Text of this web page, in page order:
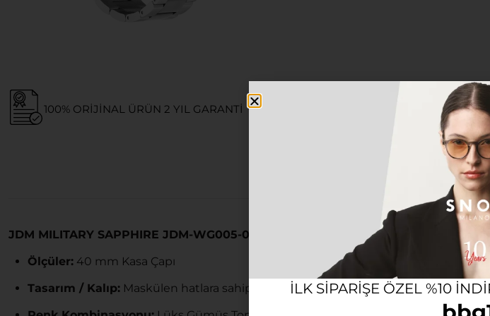
100% ORIJINAL ÜRÜN 2 YIL GARANTI 12 AYA VARAN TAKSIT
JDM MILITARY SAPPHIRE JDM-WG005-01 Erkek Kol Saati
Ölçüler: 40 mm Kasa Çapı
Tasarım / Kalıp: Maskülen hatlara sahip yuvarlak kasa mimarisi, net okunabilirlik
ILK SIPARIŞE ÖZEL %10